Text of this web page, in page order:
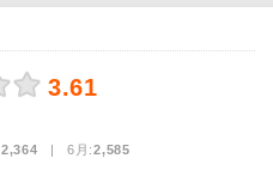
3.61
2,364 | 6月:2,585